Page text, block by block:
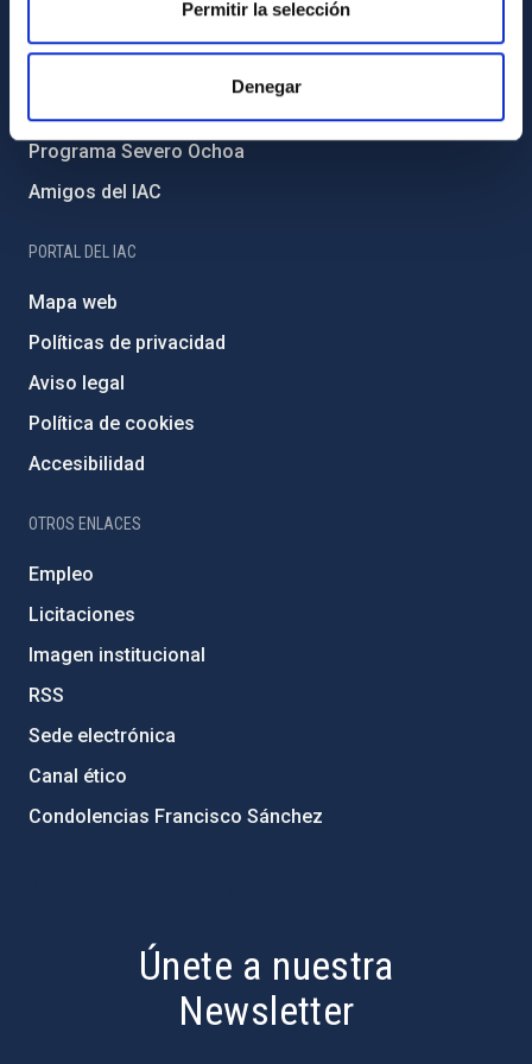
Permitir la selección
Denegar
Programa Severo Ochoa
Amigos del IAC
PORTAL DEL IAC
Mapa web
Políticas de privacidad
Aviso legal
Política de cookies
Accesibilidad
OTROS ENLACES
Empleo
Licitaciones
Imagen institucional
RSS
Sede electrónica
Canal ético
Condolencias Francisco Sánchez
Únete a nuestra
Newsletter